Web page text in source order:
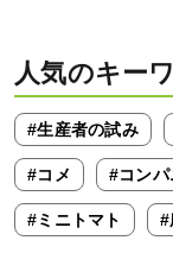
人気のキー
#生産者の試み
#コメ #コンパ
#ミニトマト #